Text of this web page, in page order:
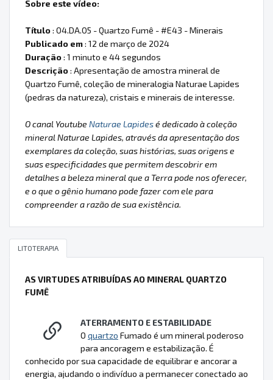
Sobre este vídeo:
Título: 04.DA.05 - Quartzo Fumê - #E43 - Minerais
Publicado em: 12 de março de 2024
Duração: 1 minuto e 44 segundos
Descrição: Apresentação de amostra mineral de
Quartzo Fumê, coleção de mineralogia Naturae Lapides
(pedras da natureza), cristais e minerais de interesse.
O canal Youtube Naturae Lapidesé dedicado à coleção
mineral Naturae Lapides, através da apresentação dos
exemplares da coleção, suas histórias, suas origens e
suas especificidades que permitem descobrir em
detalhes a beleza mineral que a Terra pode nos oferecer,
e o que o gênio humano pode fazer com ele para
compreender a razão de sua existência.
LITOTERAPIA
AS VIRTUDES ATRIBUÍDAS AO MINERAL QUARTZO
FUMÊ
ATERRAMENTO E ESTABILIDADE
O quartzo Fumado é um mineral poderoso
para ancoragem e estabilização. É
conhecido por sua capacidade de equilibrar e ancorar a
energia, ajudando o indivíduo a permanecer conectado ao